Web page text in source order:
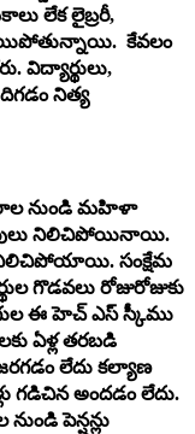
లేక లైబ్రరీ,
అయిపోతున్నాయి. కేవలం
విద్యార్థులు,
నిత్య
నుండి మహిళా
నిలిచిపోయినాయి.
నిలిచిపోయాయి. సంక్షేమ
గొడవలు రోజురోజుకు
ఈ హెచ్ ఎస్ స్కీము
ఏళ్ల తరబడి
లేదు కల్యాణ
గడిచిన అందడం లేదు.
పెన్షన్లు